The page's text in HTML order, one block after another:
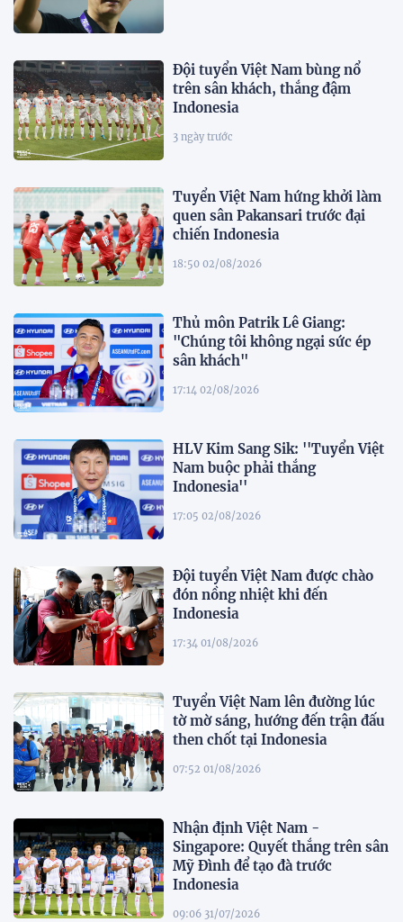
Đội tuyển Việt Nam bùng nổ
trên sân khách, thắng đậm
Indonesia
3 ngày trước
Tuyển Việt Nam hứng khởi làm
quen sân Pakansari trước đại
chiến Indonesia
18:50 02/08/2026
Thủ môn Patrik Lê Giang:
"Chúng tôi không ngại sức ép
sân khách"
17:14 02/08/2026
HLV Kim Sang Sik: ''Tuyển Việt
Nam buộc phải thắng
Indonesia''
17:05 02/08/2026
Đội tuyển Việt Nam được chào
đón nồng nhiệt khi đến
Indonesia
17:34 01/08/2026
Tuyển Việt Nam lên đường lúc
tờ mờ sáng, hướng đến trận đấu
then chốt tại Indonesia
07:52 01/08/2026
Nhận định Việt Nam -
Singapore: Quyết thắng trên sân
Mỹ Đình để tạo đà trước
Indonesia
09:06 31/07/2026